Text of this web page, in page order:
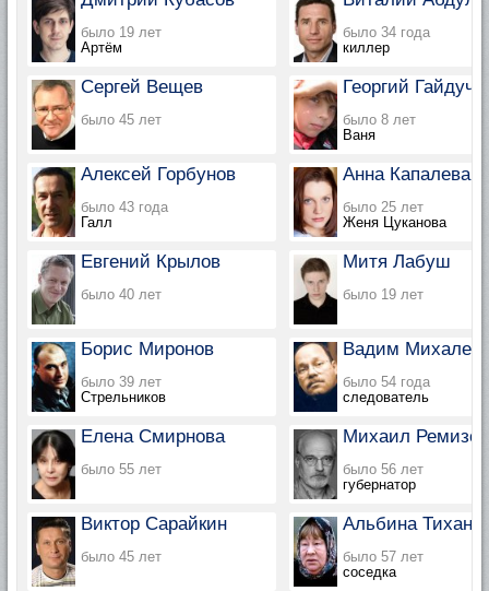
было 19 лет
Артём
было 34 года
киллер
Сергей Вещев
было 45 лет
Георгий
было 8 лет
Ваня
Алексей Горбунов
было 43 года
Галл
Анна Капалева
было 25 лет
Женя Цуканова
Евгений Крылов
было 40 лет
Митя Лабуш
было 19 лет
Борис Миронов
было 39 лет
Стрельников
Вадим Михалев
было 54 года
следователь
Елена Смирнова
было 55 лет
Михаил Ремизов
было 56 лет
губернатор
Виктор Сарайкин
было 45 лет
Альбина
было 57 лет
соседка